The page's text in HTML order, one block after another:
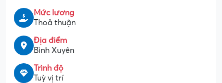
Mức lương
Thoả thuận
Địa điểm
Bình Xuyên
Trình độ
Tuỳ vị trí